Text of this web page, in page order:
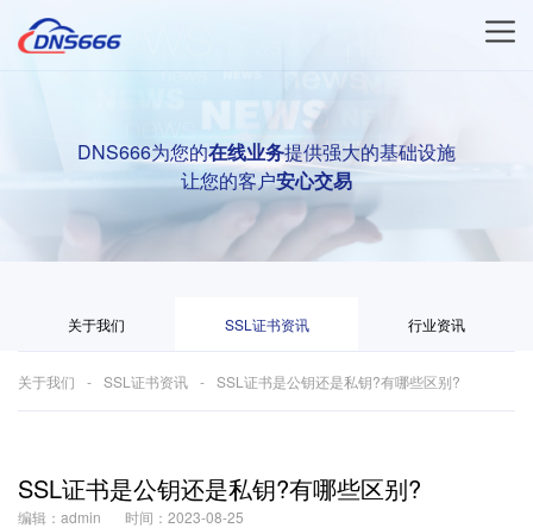
DNS666为您的在线业务提供强大的基础设施
让您的客户安心交易
关于我们 SSL证书资讯 行业资讯
关于我们 SSL证书资讯 SSL证书是公钥还是私钥?有哪些区别?
SSL证书是公钥还是私钥?有哪些区别?
编辑：admin 时间：2023-08-25